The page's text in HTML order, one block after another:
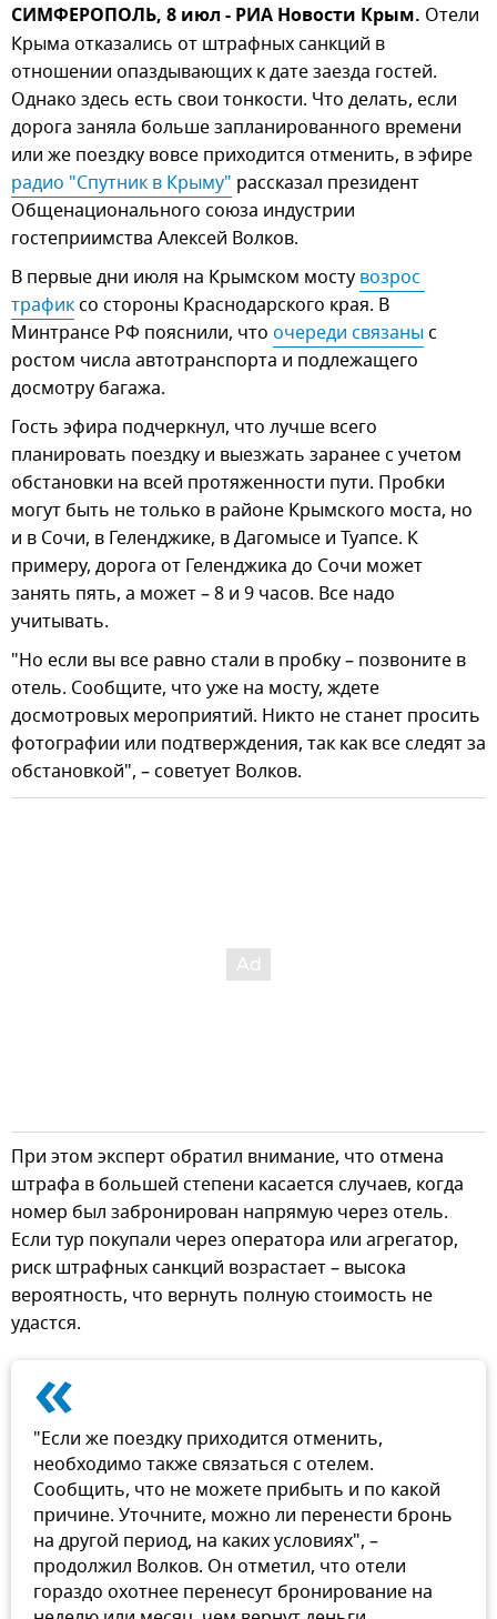
СИМФЕРОПОЛЬ, 8 июл - РИА Новости Крым. Отели
Крыма отказались от штрафных санкций в
отношении опаздывающих к дате заезда гостей.
Однако здесь есть свои тонкости. Что делать, если
дорога заняла больше запланированного времени
или же поездку вовсе приходится отменить, в эфире
радио "Спутник в Крыму" рассказал президент
Общенационального союза индустрии
гостеприимства Алексей Волков.
В первые дни июля на Крымском мосту возрос
трафик со стороны Краснодарского края. В
Минтрансе РФ пояснили, что очереди связаны с
ростом числа автотранспорта и подлежащего
досмотру багажа.
Гость эфира подчеркнул, что лучше всего
планировать поездку и выезжать заранее с учетом
обстановки на всей протяженности пути. Пробки
могут быть не только в районе Крымского моста, но
и в Сочи, в Геленджике, в Дагомысе и Туапсе. К
примеру, дорога от Геленджика до Сочи может
занять пять, а может – 8 и 9 часов. Все надо
учитывать.
"Но если вы все равно стали в пробку – позвоните в
отель. Сообщите, что уже на мосту, ждете
досмотровых мероприятий. Никто не станет просить
фотографии или подтверждения, так как все следят за
обстановкой", – советует Волков.
При этом эксперт обратил внимание, что отмена
штрафа в большей степени касается случаев, когда
номер был забронирован напрямую через отель.
Если тур покупали через оператора или агрегатор,
риск штрафных санкций возрастает – высока
вероятность, что вернуть полную стоимость не
удастся.
«
"Если же поездку приходится отменить,
необходимо также связаться с отелем.
Сообщить, что не можете прибыть и по какой
причине. Уточните, можно ли перенести бронь
на другой период, на каких условиях", –
продолжил Волков. Он отметил, что отели
гораздо охотнее перенесут бронирование на